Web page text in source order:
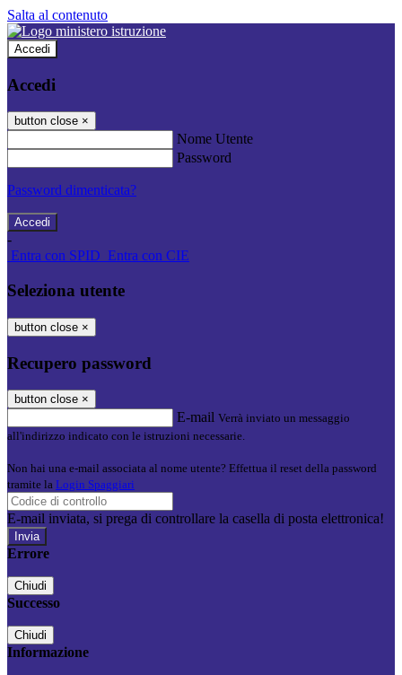
Salta al contenuto
Accedi
Accedi
button close ×
Nome Utente
Password
Password dimenticata?
-
Entra con SPID Entra con CIE
Seleziona utente
button close ×
Recupero password
button close ×
E-mail Verrà inviato un messaggio
all'indirizzo indicato con le istruzioni necessarie.
Non hai una e-mail associata al nome utente? Effettua il reset della password
tramite la Login Spaggiari
E-mail inviata, si prega di controllare la casella di posta elettronica!
Errore
Chiudi
Successo
Chiudi
Informazione